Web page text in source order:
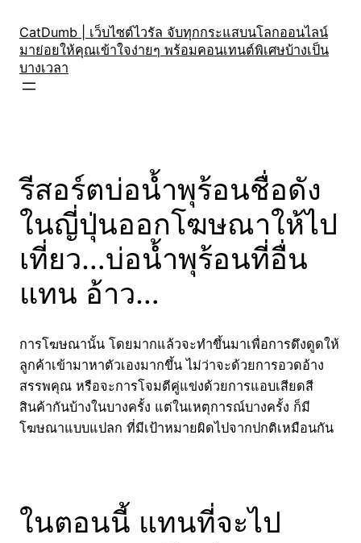
content
CatDumb | เว็บไซต์ไวรัล จับทุกกระแสบนโลกออนไลน์
มาย่อยให้คุณเข้าใจง่ายๆ พร้อมคอนเทนต์พิเศษบ้างเป็น
บางเวลา
รีสอร์ตบ่อน้ำพุร้อนชื่อดัง
ในญี่ปุ่นออกโฆษณาให้ไป
เที่ยว…บ่อน้ำพุร้อนที่อื่น
แทน อ้าว…
การโฆษณานั้น โดยมากแล้วจะทำขึ้นมาเพื่อการดึงดูดให้
ลูกค้าเข้ามาหาตัวเองมากขึ้น ไม่ว่าจะด้วยการอวดอ้าง
สรรพคุณ หรือจะการโจมตีคู่แข่งด้วยการแอบเสียดสี
สินค้ากันบ้างในบางครั้ง แต่ในเหตุการณ์บางครั้ง ก็มี
โฆษณาแบบแปลก ที่มีเป้าหมายผิดไปจากปกติเหมือนกัน
ในตอนนี้ แทนที่จะไป